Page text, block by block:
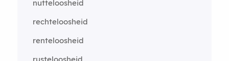
nutteloosheid
rechteloosheid
renteloosheid
rusteloosheid